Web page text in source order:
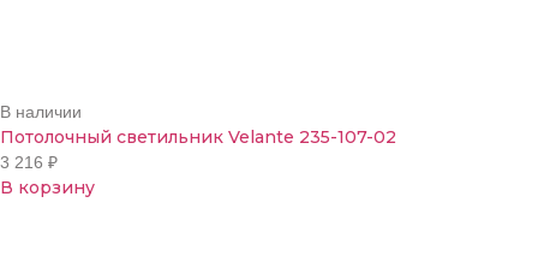
В наличии
Потолочный светильник Velante 235-107-02
3 216 ₽
В корзину